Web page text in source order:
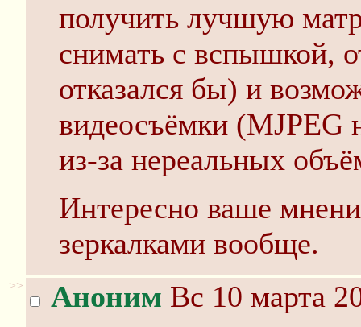
получить лучшую
снимать с вспышкой,
отказался бы) и
видеосъёмки (MJPEG
из-за нереальных
Интересно ваше
зеркалками вообще.
>> Аноним Вс 10 марта